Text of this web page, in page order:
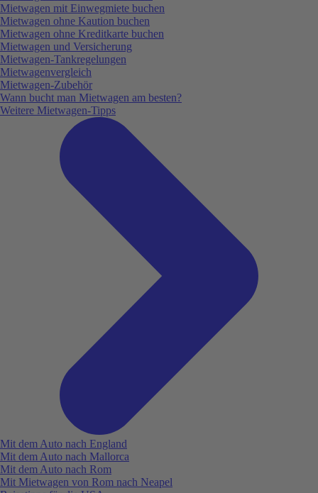
Mietwagen mit Einwegmiete buchen
Mietwagen ohne Kaution buchen
Mietwagen ohne Kreditkarte buchen
Mietwagen und Versicherung
Mietwagen-Tankregelungen
Mietwagenvergleich
Mietwagen-Zubehör
Wann bucht man Mietwagen am besten?
Weitere Mietwagen-Tipps
Mit dem Auto nach England
Mit dem Auto nach Mallorca
Mit dem Auto nach Rom
Mit Mietwagen von Rom nach Neapel